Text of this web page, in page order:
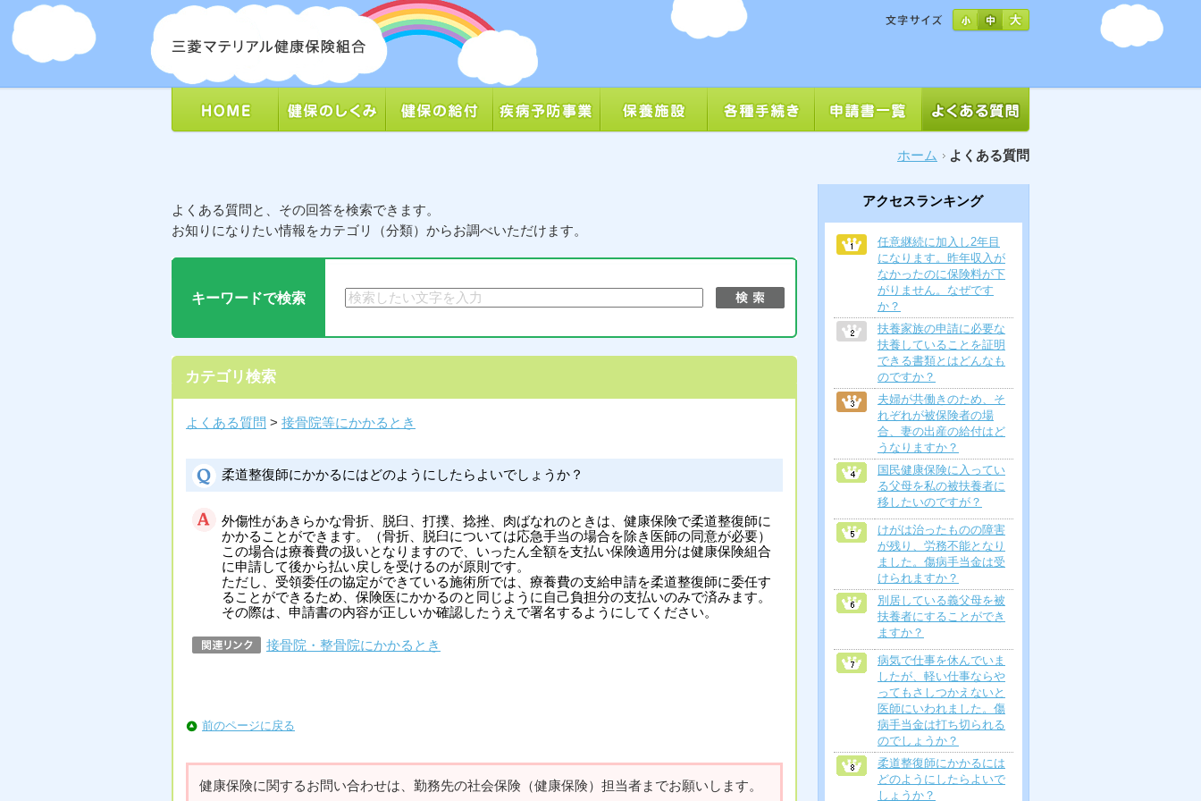
ホーム よくある質問
よくある質問と、その回答を検索できます。
お知りになりたい情報をカテゴリ（分類）からお調べいただけます。
キーワードで検索
カテゴリ検索
よくある質問 > 接骨院等にかかるとき
柔道整復師にかかるにはどのようにしたらよいでしょうか？
外傷性があきらかな骨折、脱臼、打撲、捻挫、肉ばなれのときは、健康保険で柔道整復師に
かかることができます。（骨折、脱臼については応急手当の場合を除き医師の同意が必要）
この場合は療養費の扱いとなりますので、いったん全額を支払い保険適用分は健康保険組合
に申請して後から払い戻しを受けるのが原則です。
ただし、受領委任の協定ができている施術所では、療養費の支給申請を柔道整復師に委任す
ることができるため、保険医にかかるのと同じように自己負担分の支払いのみで済みます。
その際は、申請書の内容が正しいか確認したうえで署名するようにしてください。
接骨院・整骨院にかかるとき
前のページに戻る
健康保険に関するお問い合わせは、勤務先の社会保険（健康保険）担当者までお願いします。
アクセスランキング
任意継続に加入し2年目
になります。昨年収入が
なかったのに保険料が下
がりません。なぜです
か？
扶養家族の申請に必要な
扶養していることを証明
できる書類とはどんなも
のですか？
夫婦が共働きのため、そ
れぞれが被保険者の場
合、妻の出産の給付はど
うなりますか？
国民健康保険に入ってい
る父母を私の被扶養者に
移したいのですが？
けがは治ったものの障害
が残り、労務不能となり
ました。傷病手当金は受
けられますか？
別居している義父母を被
扶養者にすることができ
ますか？
病気で仕事を休んでいま
したが、軽い仕事ならや
ってもさしつかえないと
医師にいわれました。傷
病手当金は打ち切られる
のでしょうか？
柔道整復師にかかるには
どのようにしたらよいで
しょうか？